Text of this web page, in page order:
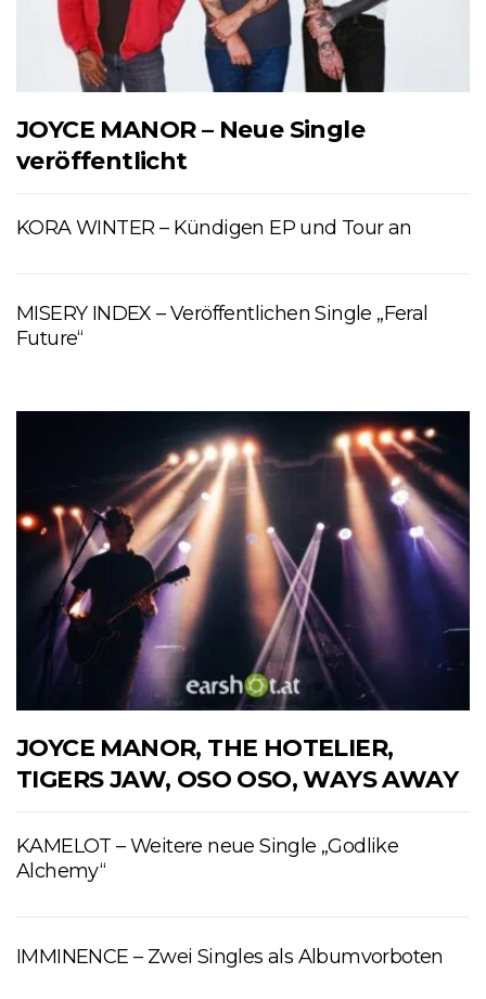
JOYCE MANOR – Neue Single
veröffentlicht
KORA WINTER – Kündigen EP und Tour an
MISERY INDEX – Veröffentlichen Single „Feral
Future“
JOYCE MANOR, THE HOTELIER,
TIGERS JAW, OSO OSO, WAYS AWAY
KAMELOT – Weitere neue Single „Godlike
Alchemy“
IMMINENCE – Zwei Singles als Albumvorboten